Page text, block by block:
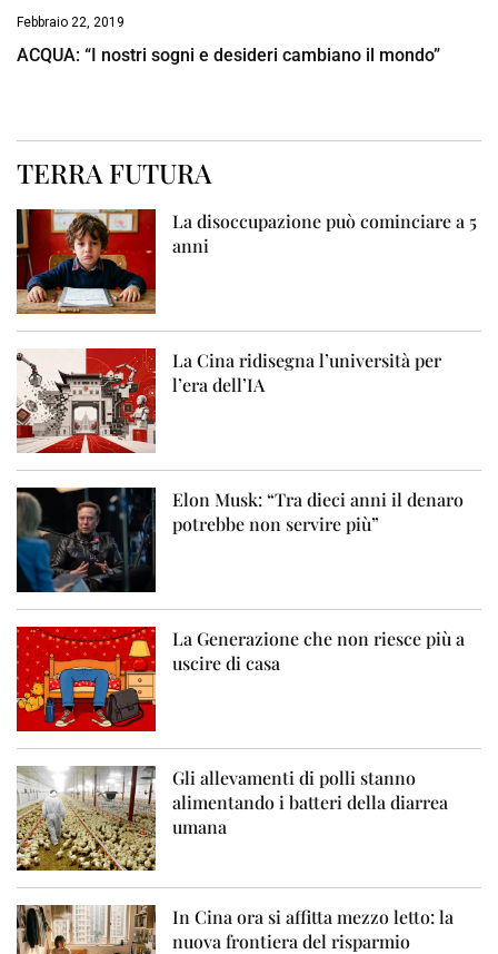
Febbraio 22, 2019
ACQUA: “I nostri sogni e desideri cambiano il mondo”
TERRA FUTURA
La disoccupazione può cominciare a 5
anni
La Cina ridisegna l’università per
l’era dell’IA
Elon Musk: “Tra dieci anni il denaro
potrebbe non servire più”
La Generazione che non riesce più a
uscire di casa
Gli allevamenti di polli stanno
alimentando i batteri della diarrea
umana
In Cina ora si affitta mezzo letto: la
nuova frontiera del risparmio